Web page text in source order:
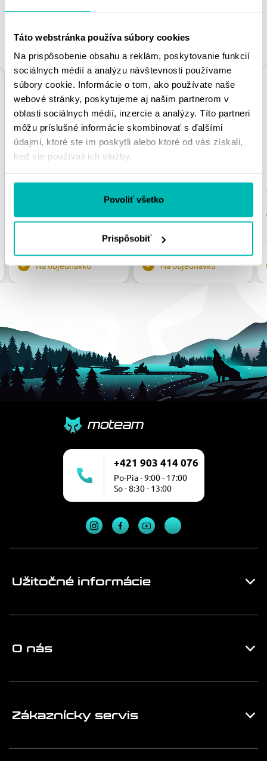
Táto webstránka používa súbory cookies
Na prispôsobenie obsahu a reklám, poskytovanie funkcií
sociálnych médií a analýzu návštevnosti používame
súbory cookie. Informácie o tom, ako používate naše
webové stránky, poskytujeme aj našim partnerom v
oblasti sociálnych médií, inzercie a analýzy. Títo partneri
môžu príslušné informácie skombinovať s ďalšími
údajmi, ktoré ste im poskytli alebo ktoré od vás získali,
keď ste používali ich služby.
Povoliť všetko
Prispôsobiť
PODOBNÉ PRODUKTY
REŤAZOVÁ ROZETA
2012:39-BLK ČIERNA
Na objednávku
REŤAZOVÁ ROZETA
833:41-BLK ČIERNA
23.90 €
Na objednávku
+421 903 414 076
Po-Pia - 9:00 - 17:00
So - 8:30 - 13:00
Užitočné informácie
O nás
Zákaznícky servis